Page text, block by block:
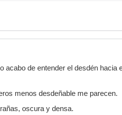
de entender el desdén hacia
menos desdeñable me parecen.
oscura y densa.